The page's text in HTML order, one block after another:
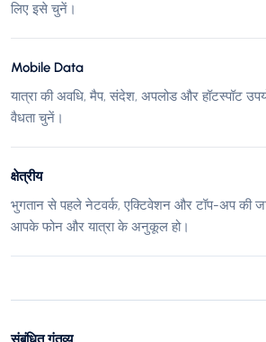
लिए इसे चुनें।
Mobile Data
यात्रा की अवधि, मैप, संदेश, अपलोड और हॉटस्पॉट
वैधता चुनें।
क्षेत्रीय
भुगतान से पहले नेटवर्क, एक्टिवेशन और टॉप-अप की
आपके फोन और यात्रा के अनुकूल हो।